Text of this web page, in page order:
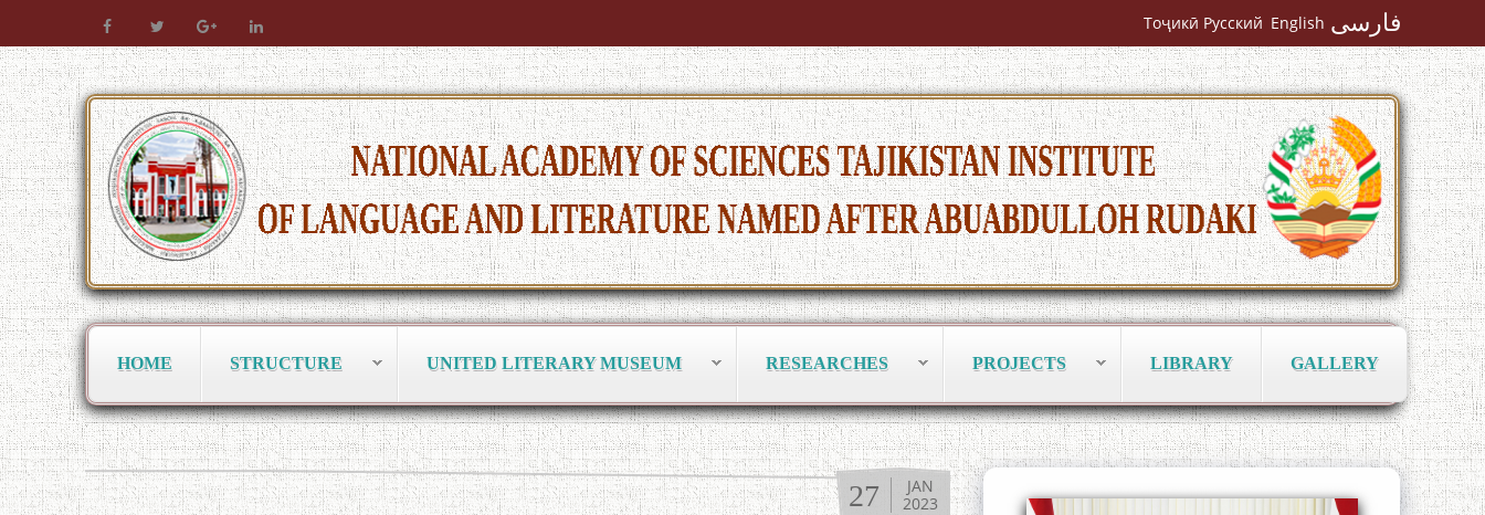
Тоҷикӣ Русский English فارسی
HOME STRUCTURE UNITED LITERARY MUSEUM RESEARCHES PROJECTS LIBRARY GALLERY
27
JAN
2023
ШАРҲИ МУЛОҚОТ БО АҲЛИ ИЛМ ВА
МАОРИФИ КИШВАР АЗ ҶОНИБИ
ОЛИМОНИ АКАДЕМИЯИ МИЛЛИИ
ИЛМҲОИ ТОҶИКИСТОН
БО 4 000 000 СОМОНӢ ПАЙКАРА ВА
ОСОРХОНАИ МӮЪМИН ҚАНОАТ